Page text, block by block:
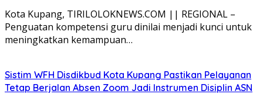
Kota Kupang, TIRILOLOKNEWS.COM || REGIONAL –
Penguatan kompetensi guru dinilai menjadi kunci untuk
meningkatkan kemampuan…
Sistim WFH Disdikbud Kota Kupang Pastikan Pelayanan
Tetap Berjalan Absen Zoom Jadi Instrumen Disiplin ASN